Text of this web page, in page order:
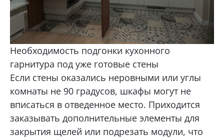
Необходимость подгонки кухонного
гарнитура под уже готовые стены
Если стены оказались неровными или углы
комнаты не 90 градусов, шкафы могут не
вписаться в отведенное место. Приходится
заказывать дополнительные элементы для
закрытия щелей или подрезать модули, что